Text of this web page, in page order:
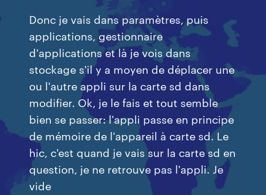
Donc je vais dans paramètres, puis
applications, gestionnaire
d'applications et là je vois dans
stockage s'il y a moyen de déplacer une
ou l'autre appli sur la carte sd dans
modifier. Ok, je le fais et tout semble
bien se passer: l'appli passe en principe
de mémoire de l'appareil à carte sd. Le
hic, c'est quand je vais sur la carte sd en
question, je ne retrouve pas l'appli. Je
vide